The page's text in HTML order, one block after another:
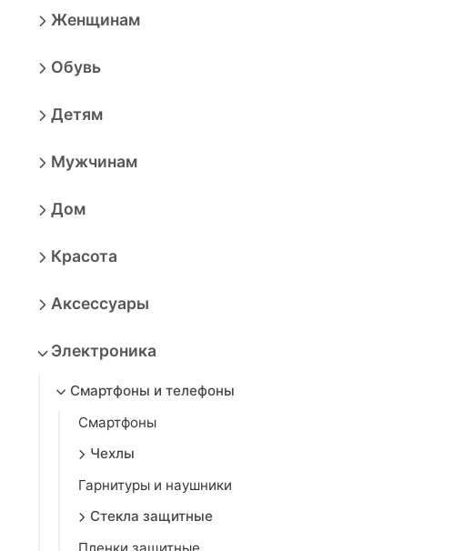
Женщинам
Обувь
Детям
Мужчинам
Дом
Красота
Аксессуары
Электроника
Смартфоны и телефоны
Смартфоны
Чехлы
Гарнитуры и наушники
Стекла защитные